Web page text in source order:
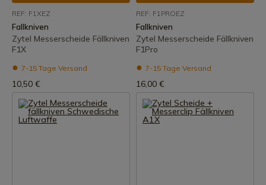
REF: F1XEZ
Fallkniven
Zytel Messerscheide Fällkniven
F1X
7-15 Tage Versand
10,50 €
REF: F1PROEZ
Fallkniven
Zytel Messerscheide Fällkniven
F1Pro
7-15 Tage Versand
16,00 €